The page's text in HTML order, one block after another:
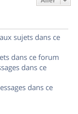
sujets dans ce
dans ce forum
dans ce
dans ce